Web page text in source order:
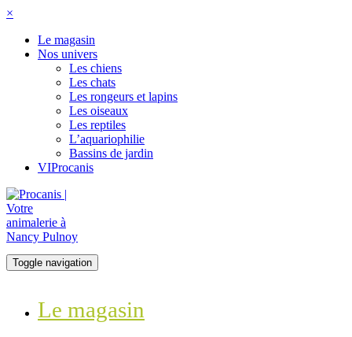
×
Le magasin
Nos univers
Les chiens
Les chats
Les rongeurs et lapins
Les oiseaux
Les reptiles
L’aquariophilie
Bassins de jardin
VIProcanis
Toggle navigation
Le magasin